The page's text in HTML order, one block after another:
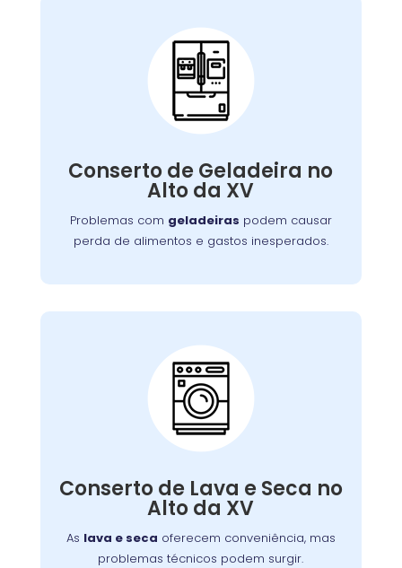
Conserto de Geladeira no
Alto da XV
Problemas com geladeiras podem causar
perda de alimentos e gastos inesperados.
Conserto de
Galadeira:
Nossos especialistas estão prontos para
ou componentes elétricos, garantindo a
conservação adequada dos alimentos.
Conserto de Lava e Seca no
Alto da XV
As lava e seca oferecem conveniência, mas
problemas técnicos podem surgir.
Conserto de Lava e
Seca:
Nossa equipe está preparada para resolver
tenha roupas limpas e secas sem
complicações.